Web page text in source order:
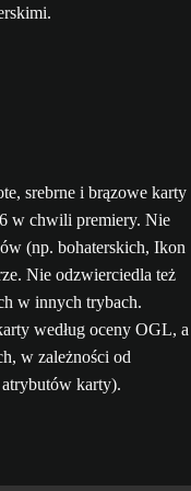
srebrne i brązowe karty
w chwili premiery. Nie
(np. bohaterskich, Ikon
Nie odzwierciedla też
w innych trybach.
według oceny OGL, a
w zależności od
karty).